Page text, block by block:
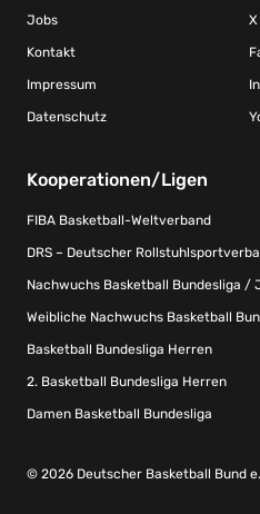
Jobs
Kontakt
Impressum
Datenschutz
Kooperationen/Ligen
FIBA Basketball-Weltverband
DRS – Deutscher
Nachwuchs Basketball Bundesliga /
Weibliche Nachwuchs Basketball
Basketball Bundesliga Herren
2. Basketball Bundesliga Herren
Damen Basketball Bundesliga
© 2026 Deutscher Basketball Bund